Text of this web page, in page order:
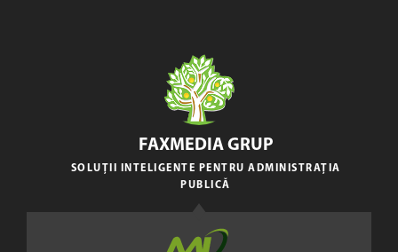
FAXMEDIA GRUP
SOLUȚII INTELIGENTE PENTRU ADMINISTRAȚIA
PUBLICĂ